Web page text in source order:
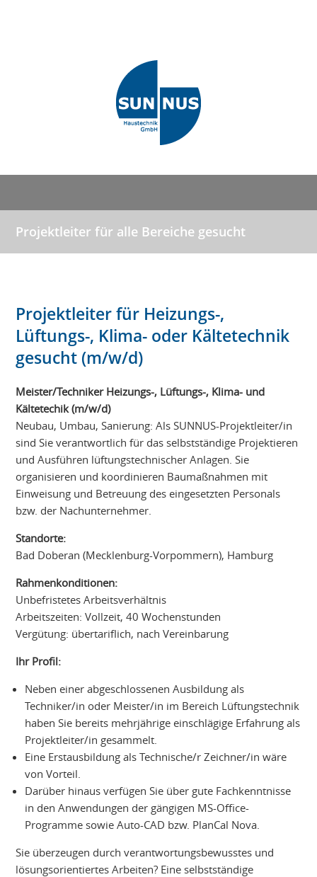
Projektleiter für alle Bereiche gesucht
Projektleiter für Heizungs-,
Lüftungs-, Klima- oder Kältetechnik
gesucht (m/w/d)
Meister/Techniker Heizungs-, Lüftungs-, Klima- und
Kältetechik (m/w/d)
Neubau, Umbau, Sanierung: Als SUNNUS-Projektleiter/in
sind Sie verantwortlich für das selbstständige Projektieren
und Ausführen lüftungstechnischer Anlagen. Sie
organisieren und koordinieren Baumaßnahmen mit
Einweisung und Betreuung des eingesetzten Personals
bzw. der Nachunternehmer.
Standorte:
Bad Doberan (Mecklenburg-Vorpommern), Hamburg
Rahmenkonditionen:
Unbefristetes Arbeitsverhältnis
Arbeitszeiten: Vollzeit, 40 Wochenstunden
Vergütung: übertariflich, nach Vereinbarung
Ihr Profil:
Neben einer abgeschlossenen Ausbildung als
Techniker/in oder Meister/in im Bereich Lüftungstechnik
haben Sie bereits mehrjährige einschlägige Erfahrung als
Projektleiter/in gesammelt.
Eine Erstausbildung als Technische/r Zeichner/in wäre
von Vorteil.
Darüber hinaus verfügen Sie über gute Fachkenntnisse
in den Anwendungen der gängigen MS-Office-
Programme sowie Auto-CAD bzw. PlanCal Nova.
Sie überzeugen durch verantwortungsbewusstes und
lösungsorientiertes Arbeiten? Eine selbstständige